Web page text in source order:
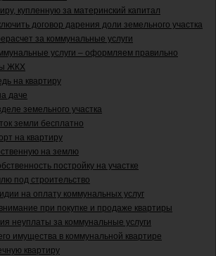
купленную за материнский капитал
договор дарения доли земельного участка
за коммунальные услуги
услуги – оформляем правильно
ЖКХ
на квартиру
даче
земельного участка
земли бесплатно
на квартиру
на землю
постройку на участке
под строительство
на оплату коммунальных услуг
при покупке и продаже квартиры
неуплаты за коммунальные услуги
имущества в коммунальной квартире
квартиру